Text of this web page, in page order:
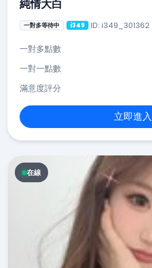
純情大白
一對多等待中 i349 ID: i349_301362
一對多點數
一對一點數
滿意度評分
立即進入
在線